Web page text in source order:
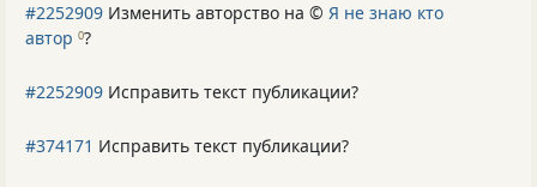
#2252909 Изменить авторство на © Я не знаю кто
автор 0?
#2252909 Исправить текст публикации?
#374171 Исправить текст публикации?